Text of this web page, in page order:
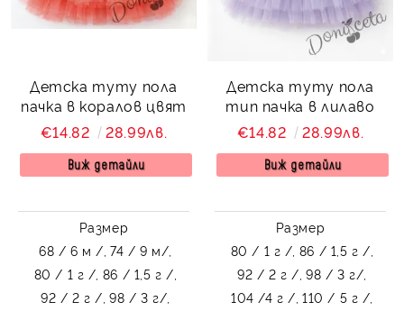
Детска туту пола
пачка в коралов цвят
€14.82
28.99лв.
Виж детайли
Размер
68 / 6 м /, 74 / 9 м/,
80 / 1 г /, 86 / 1,5 г /,
92 / 2 г /, 98 / 3 г/,
Детска туту пола
тип пачка в лилаво
€14.82
28.99лв.
Виж детайли
Размер
80 / 1 г /, 86 / 1,5 г /,
92 / 2 г /, 98 / 3 г/,
104 /4 г /, 110 / 5 г /,